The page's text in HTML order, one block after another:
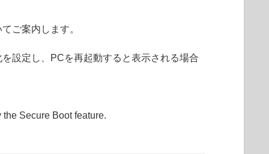
ご案内します。
設定し、PCを再起動すると表示される場合
Secure Boot feature.